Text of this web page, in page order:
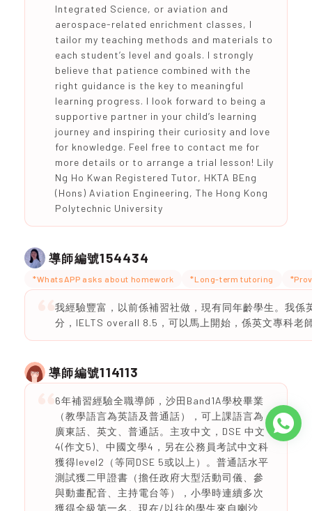
Integrated Science, or aviation and
aerospace-related enrichment classes, I
tailor my teaching methods and materials to
each student’s level and goals. I strongly
believe that patience combined with the
right guidance is the key to meaningful
learning progress. I look forward to being a
supportive partner in your child’s learning
journey and inspiring their curiosity and love
for knowledge. Feel free to contact me for
more details or to arrange a trial lesson! Lily
Ng Ho Kwan Registered Tutor, HKTA BEng
(Hons) Aviation Engineering, The Hong Kong
Polytechnic University
導師編號154434
*WhatsAPP asks about homework *Long-term tutoring
我經驗豐富，以前係補習社做，現有同年齡學生。我係
分，IELTS overall 8.5，可以馬上開始，係英文專科老
導師編號114113
6年補習經驗全職導師，沙田Band1A學校畢業
（教學語言為英語及普通話），可上課語言為
廣東話、英文、普通話。主攻中文，DSE 中文
4(作文5)、中國文學4，另在公務員考試中文科
獲得level2（等同DSE 5或以上）。普通話水平
測試獲二甲證書（擔任政府大型活動司儀、參
與動畫配音、主持電台等），小學時連續多次
獲得全級第一名。現在/以往的學生來自喇沙、